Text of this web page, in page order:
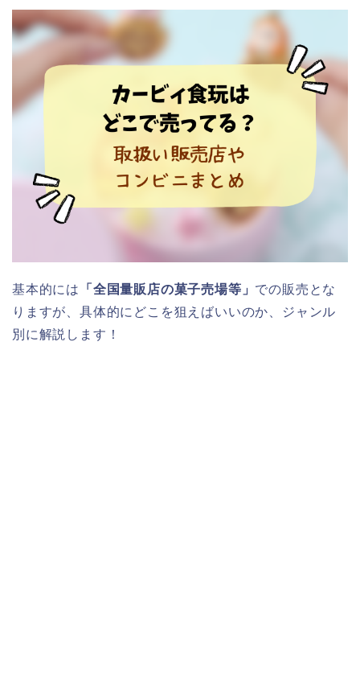
基本的には 「全国量販店の菓子売場等」 での販売とな
りますが、具体的にどこを狙えばいいのか、ジャンル
別に解説します！